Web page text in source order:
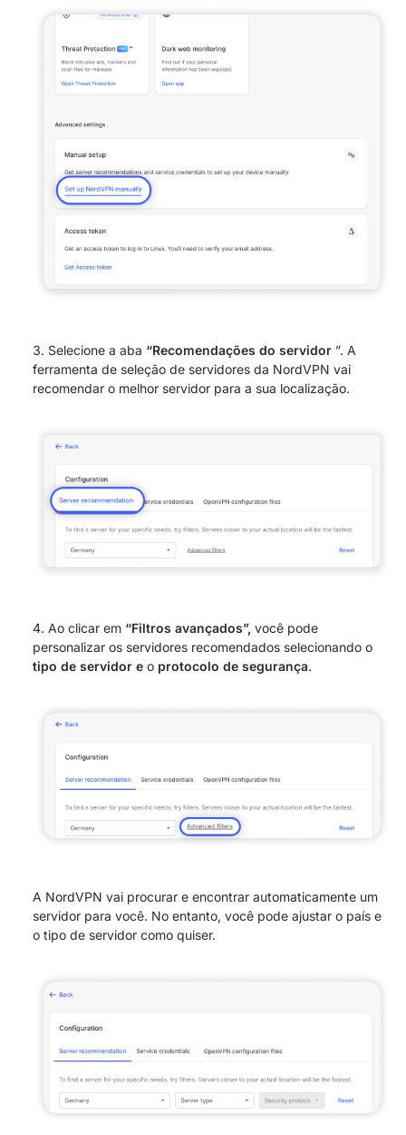
Selecione a aba “Recomendações do servidor ”. A
ferramenta de seleção de servidores da NordVPN vai
recomendar o melhor servidor para a sua localização.
Ao clicar em “Filtros avançados”, você pode
personalizar os servidores recomendados selecionando o
tipo de servidor e o protocolo de segurança.
A NordVPN vai procurar e encontrar automaticamente um
servidor para você. No entanto, você pode ajustar o país e
o tipo de servidor como quiser.